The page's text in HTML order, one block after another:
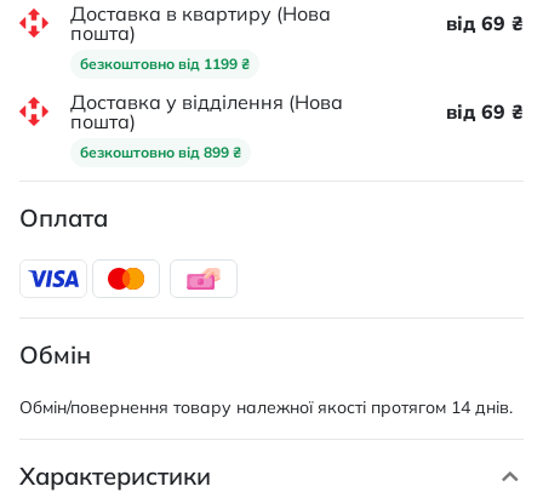
Доставка в квартиру (Нова
пошта)
безкоштовно від 1199 ₴
від 69 ₴
Доставка у відділення (Нова
пошта)
безкоштовно від 899 ₴
від 69 ₴
Оплата
Обмін
Обмін/повернення товару належної якості протягом 14 днів.
Характеристики